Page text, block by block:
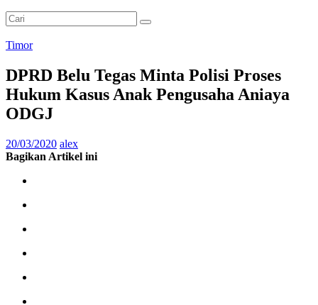
Timor
DPRD Belu Tegas Minta Polisi Proses
Hukum Kasus Anak Pengusaha Aniaya
ODGJ
20/03/2020 alex
Bagikan Artikel ini